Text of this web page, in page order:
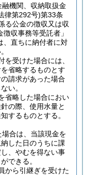
機関、収納取扱金
律第292号)第33条
る公金の徴収又は収
収事務等受託者」
、直ちに納付者に対
受けた場合には、
省略するものとす
請求があった場合
い。
省略した場合におい
の際、使用水量と
するものとする。
合は、当該現金を
した日のうちに課
、やむを得ない事
できる。
から引継ぎを受けた